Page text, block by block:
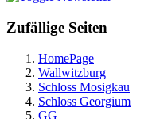
Zufällige Seiten
HomePage
Wallwitzburg
Schloss Mosigkau
Schloss Georgium
GG